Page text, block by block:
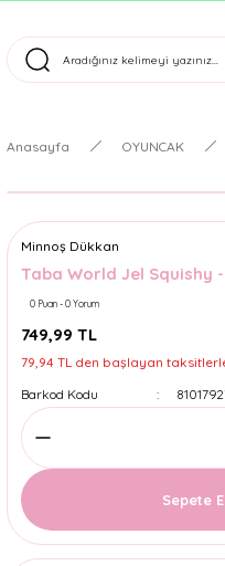
Tüm
Anasayfa OYUNCAK
Minnoş Dükkan
Taba World Jel Squishy
0 Puan - 0 Yorum
749,99 TL
79,94 TL den başlayan
Barkod Kodu
Sepete